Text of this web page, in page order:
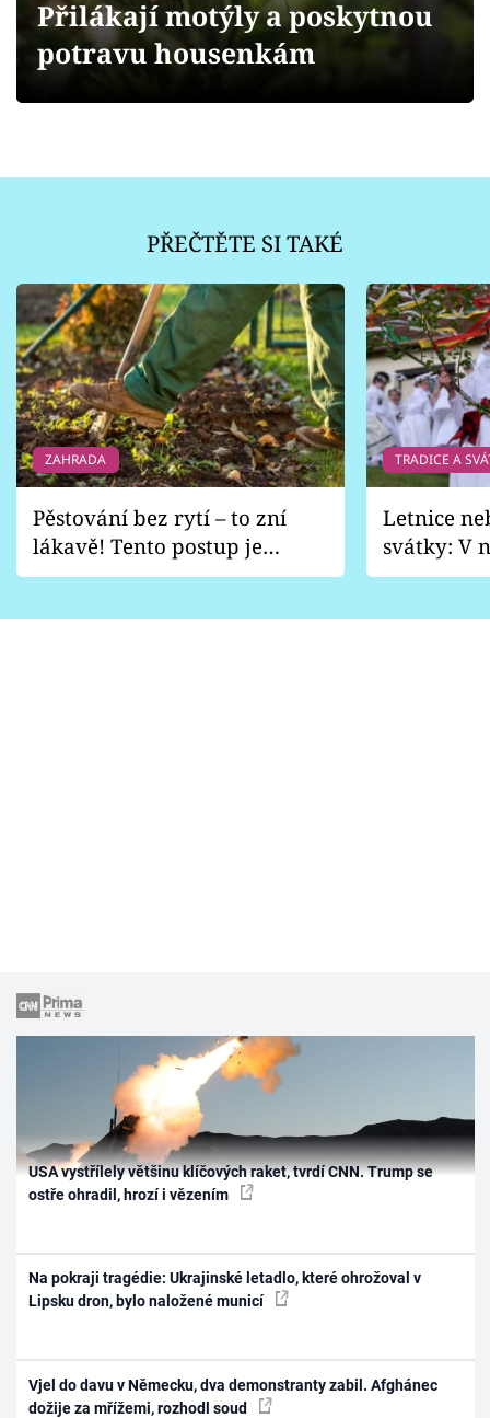
Sledujte nás
Přilákají motýly a poskytnou
potravu housenkám
PŘEČTĚTE SI TAKÉ
ZAHRADA
Pěstování bez rytí – to zní
lákavě! Tento postup je
vhodný jen pro některé
TRADICE A
Letnice
svátky: V
pondělí
USA vystřílely většinu klíčových raket, tvrdí CNN. Trump se
ostře ohradil, hrozí i vězením
Na pokraji tragédie: Ukrajinské letadlo, které ohrožoval v
Lipsku dron, bylo naložené municí
Vjel do davu v Německu, dva demonstranty zabil. Afghánec
dožije za mřížemi, rozhodl soud